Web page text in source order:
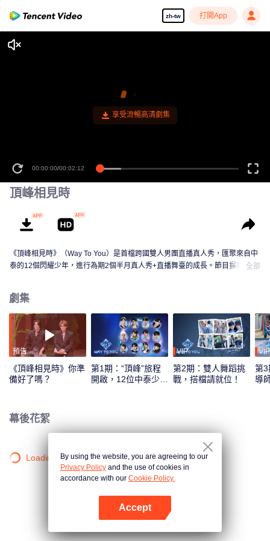
zh-tw 打開App
享受流暢高清劇集
00:00:00/00:02:12
頂峰相見時
《頂峰相見時》（Way To You）是首檔跨國雙人男團直播真人秀，匯聚來自中
泰的12個閃耀少年，進行為期2個半月真人秀+直播舞臺的成長。節目摒棄傳統
將在全球舞臺上閃耀出道。
全部
劇集
預告
《頂峰相見時》你準
備好了嗎？
第1期：“頂峰”旅程
開啟，12位中泰少年
VIP
第2期：雙人舞蹈挑
戰，搭檔請就位！
VIP
第3
導
幕後花絮
Loading…By using the website, you are agreeing to our
Privacy Policy and the use of cookies in
accordance with our Cookie Policy.
Accept